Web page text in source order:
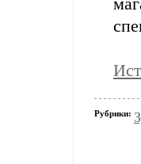
Рубрики: